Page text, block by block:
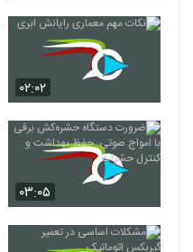
۰۲:۰۲
۰۳:۰۵